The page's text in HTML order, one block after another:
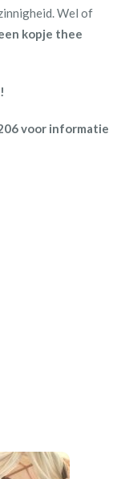
Wel of
kopje thee
voor informatie